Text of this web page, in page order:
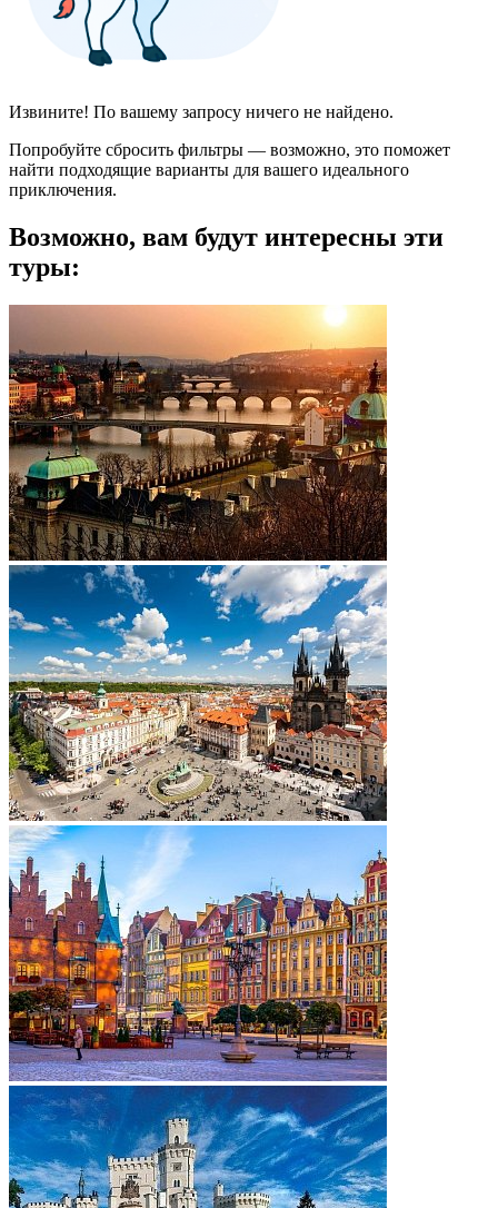
Извините! По вашему запросу ничего не найдено.
Попробуйте сбросить фильтры — возможно, это поможет
найти подходящие варианты для вашего идеального
приключения.
Возможно, вам будут интересны эти
туры: